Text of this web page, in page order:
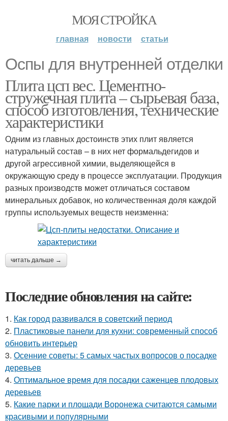
МОЯ СТРОЙКА
главная новости статьи
Оспы для внутренней отделки
Плита цсп вес. Цементно-
стружечная плита – сырьевая база,
способ изготовления, технические
характеристики
Одним из главных достоинств этих плит является
натуральный состав – в них нет формальдегидов и
другой агрессивной химии, выделяющейся в
окружающую среду в процессе эксплуатации. Продукция
разных производств может отличаться составом
минеральных добавок, но количественная доля каждой
группы используемых веществ неизменна:
читать дальше →
Последние обновления на сайте:
1. Как город развивался в советский период
2. Пластиковые панели для кухни: современный способ
обновить интерьер
3. Осенние советы: 5 самых частых вопросов о посадке
деревьев
4. Оптимальное время для посадки саженцев плодовых
деревьев
5. Какие парки и площади Воронежа считаются самыми
красивыми и популярными